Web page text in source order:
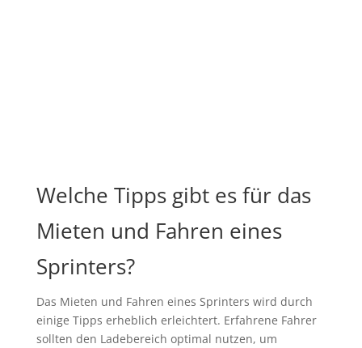
Welche Tipps gibt es für das
Mieten und Fahren eines
Sprinters?
Das Mieten und Fahren eines Sprinters wird durch
einige Tipps erheblich erleichtert. Erfahrene Fahrer
sollten den Ladebereich optimal nutzen, um